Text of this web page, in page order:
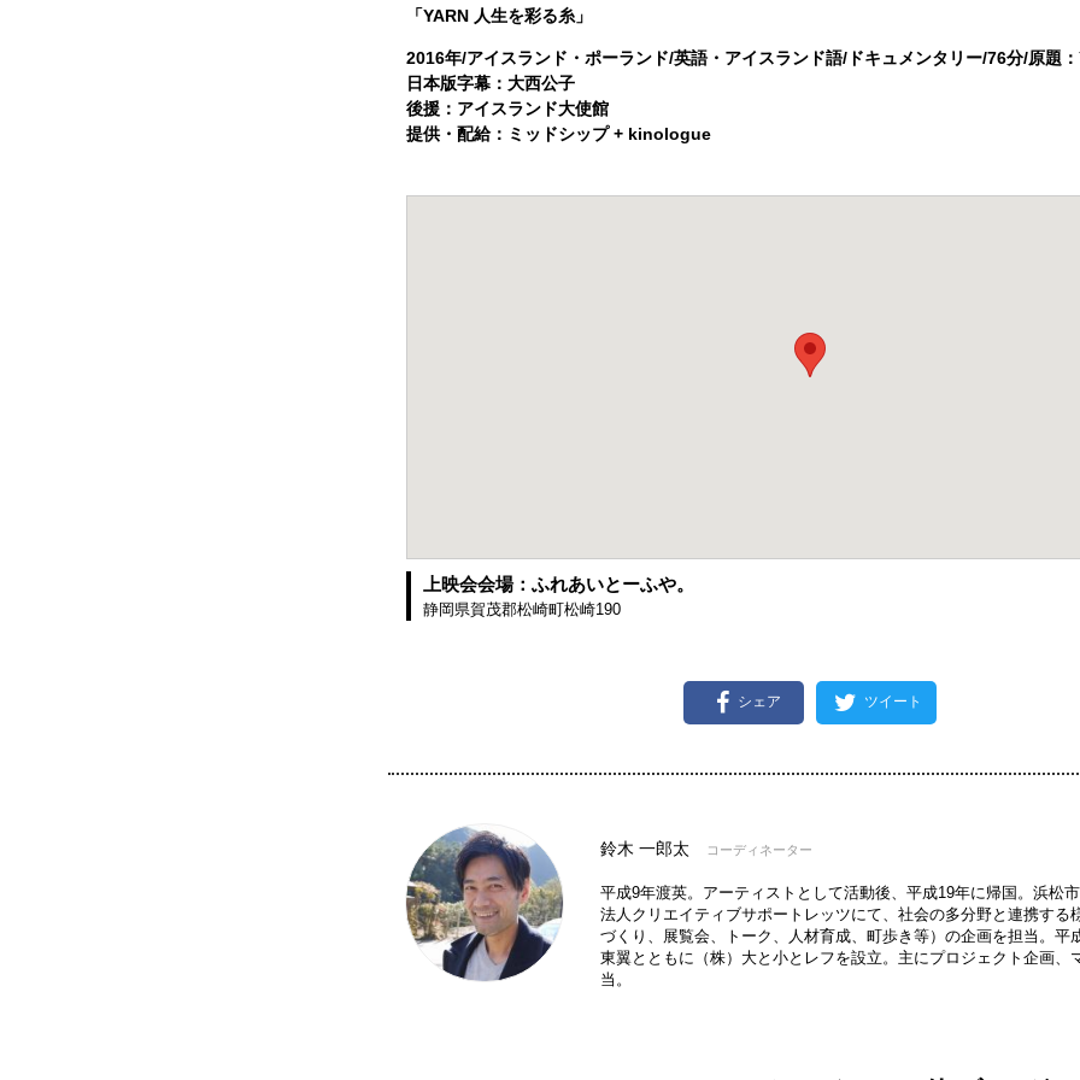
「YARN 人生を彩る糸」
2016年/アイスランド・ポーランド/英語・アイスランド語/ドキュメンタリー/76分/原題
日本版字幕：大西公子
後援：アイスランド大使館
提供・配給：ミッドシップ + kinologue
上映会会場：ふれあいとーふや。
静岡県賀茂郡松崎町松崎190
シェア ツイート
鈴木 一郎太 コーディネーター
平成9年渡英。アーティストとして活動後、平成19年に帰国。浜松
法人クリエイティブサポートレッツにて、社会の多分野と連携する
づくり、展覧会、トーク、人材育成、町歩き等）の企画を担当。平
東翼とともに（株）大と小とレフを設立。主にプロジェクト企画、
当。